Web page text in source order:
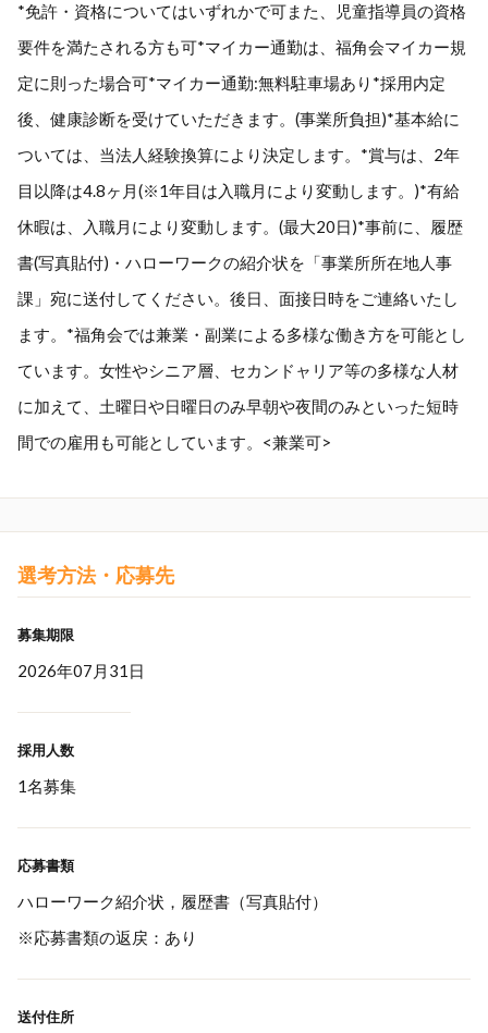
*免許・資格についてはいずれかで可また、児童指導員の資格
要件を満たされる方も可*マイカー通勤は、福角会マイカー規
定に則った場合可*マイカー通勤:無料駐車場あり*採用内定
後、健康診断を受けていただきます。(事業所負担)*基本給に
ついては、当法人経験換算により決定します。*賞与は、2年
目以降は4.8ヶ月(※1年目は入職月により変動します。)*有給
休暇は、入職月により変動します。(最大20日)*事前に、履歴
書(写真貼付)・ハローワークの紹介状を「事業所所在地人事
課」宛に送付してください。後日、面接日時をご連絡いたし
ます。*福角会では兼業・副業による多様な働き方を可能とし
ています。女性やシニア層、セカンドャリア等の多様な人材
に加えて、土曜日や日曜日のみ早朝や夜間のみといった短時
間での雇用も可能としています。<兼業可>
選考方法・応募先
募集期限
2026年07月31日
採用人数
1名募集
応募書類
ハローワーク紹介状，履歴書（写真貼付）
※応募書類の返戻：あり
送付住所